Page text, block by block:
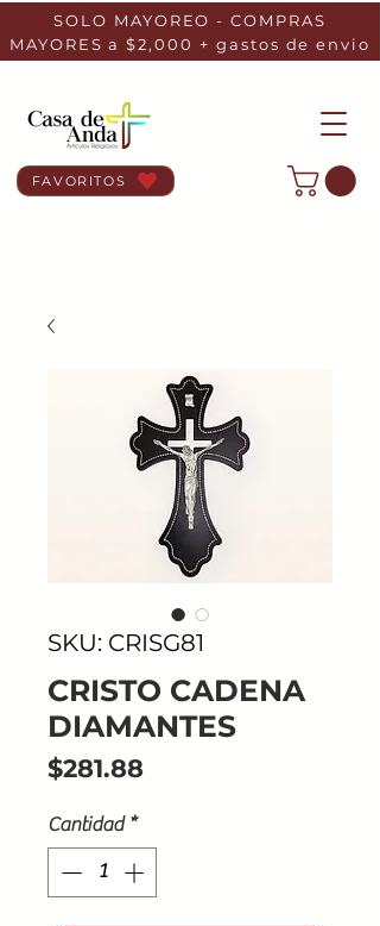
SOLO MAYOREO - COMPRAS
MAYORES a $2,000 + gastos de envio
FAVORITOS
SKU: CRISG81
CRISTO CADENA
DIAMANTES
$281.88
Cantidad *